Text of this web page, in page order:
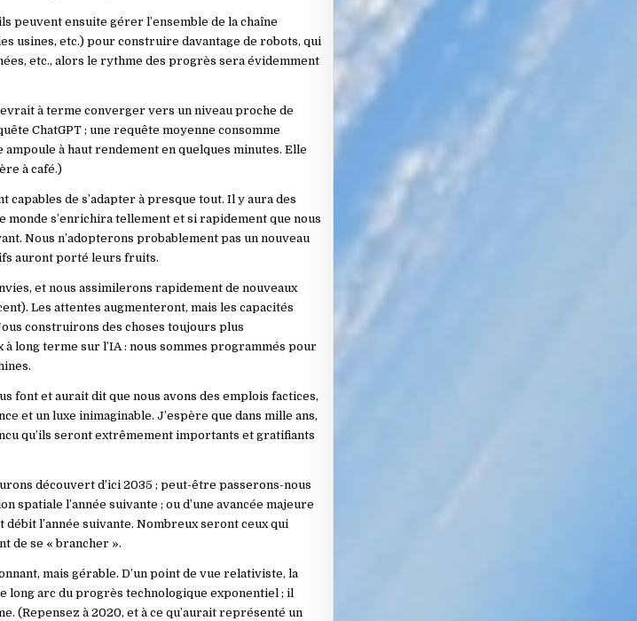
peuvent ensuite gérer l’ensemble de la chaîne
usines, etc.) pour construire davantage de robots, qui
etc., alors le rythme des progrès sera évidemment
à terme converger vers un niveau proche de
ChatGPT ; une requête moyenne consomme
ampoule à haut rendement en quelques minutes. Elle
à café.)
de s’adapter à presque tout. Il y aura des
monde s’enrichira tellement et si rapidement que nous
Nous n’adopterons probablement pas un nouveau
auront porté leurs fruits.
et nous assimilerons rapidement de nouveaux
Les attentes augmenteront, mais les capacités
construirons des choses toujours plus
long terme sur l’IA : nous sommes programmés pour
font et aurait dit que nous avons des emplois factices,
et un luxe inimaginable. J’espère que dans mille ans,
qu’ils seront extrêmement importants et gratifiants
découvert d’ici 2035 ; peut-être passerons-nous
spatiale l’année suivante ; ou d’une avancée majeure
l’année suivante. Nombreux seront ceux qui
de se « brancher ».
mais gérable. D’un point de vue relativiste, la
long arc du progrès technologique exponentiel ; il
(Repensez à 2020, et à ce qu’aurait représenté un